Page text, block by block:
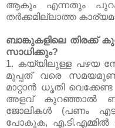
ആകും എന്നതും
തര്‍ക്കമില്ലാത്ത
ബാങ്കുകളിലെ തിരക്ക്
സാധിക്കും?
1. കയ്യിലുള്ള പഴയ
മുപ്പത് വരെ
മാറ്റാന്‍ ധൃതി
അളവ് കുറഞ്ഞാല്‍
ജോലികള്‍ (പണം
പോകുക,